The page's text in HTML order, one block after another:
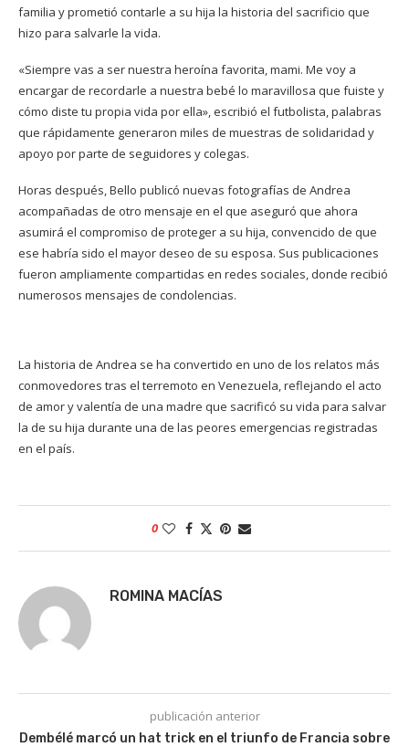
familia y prometió contarle a su hija la historia del sacrificio que
hizo para salvarle la vida.
«Siempre vas a ser nuestra heroína favorita, mami. Me voy a
encargar de recordarle a nuestra bebé lo maravillosa que fuiste y
cómo diste tu propia vida por ella», escribió el futbolista, palabras
que rápidamente generaron miles de muestras de solidaridad y
apoyo por parte de seguidores y colegas.
Horas después, Bello publicó nuevas fotografías de Andrea
acompañadas de otro mensaje en el que aseguró que ahora
asumirá el compromiso de proteger a su hija, convencido de que
ese habría sido el mayor deseo de su esposa. Sus publicaciones
fueron ampliamente compartidas en redes sociales, donde recibió
numerosos mensajes de condolencias.
La historia de Andrea se ha convertido en uno de los relatos más
conmovedores tras el terremoto en Venezuela, reflejando el acto
de amor y valentía de una madre que sacrificó su vida para salvar
la de su hija durante una de las peores emergencias registradas
en el país.
0
ROMINA MACÍAS
publicación anterior
Dembélé marcó un hat trick en el triunfo de Francia sobre